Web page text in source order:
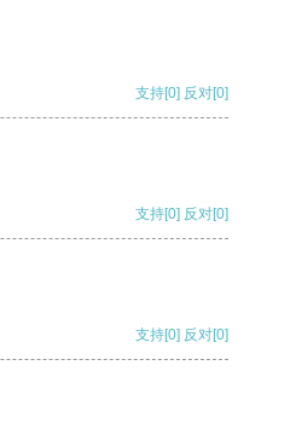
支持[0] 反对[0]
支持[0] 反对[0]
支持[0] 反对[0]